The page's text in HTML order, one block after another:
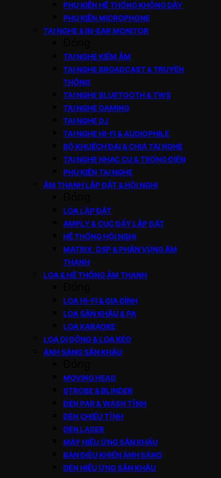
PHỤ KIỆN HỆ THỐNG KHÔNG DÂY
PHỤ KIỆN MICROPHONE
TAI NGHE & IN-EAR MONITOR
TAI NGHE KIỂM ÂM
TAI NGHE BROADCAST & TRUYỀN
THÔNG
TAI NGHE BLUETOOTH & TWS
TAI NGHE GAMING
TAI NGHE DJ
TAI NGHE HI-FI & AUDIOPHILE
BỘ KHUẾCH ĐẠI & CHIA TAI NGHE
TAI NGHE NHẠC CỤ & TRỐNG ĐIỆN
PHỤ KIỆN TAI NGHE
ÂM THANH LẮP ĐẶT & HỘI NGHỊ
LOA LẮP ĐẶT
AMPLY & CỤC ĐẨY LẮP ĐẶT
HỆ THỐNG HỘI NGHỊ
MATRIX, DSP & PHÂN VÙNG ÂM
THANH
LOA & HỆ THỐNG ÂM THANH
LOA HI-FI & GIA ĐÌNH
LOA SÂN KHẤU & PA
LOA KARAOKE
LOA DI ĐỘNG & LOA KÉO
ÁNH SÁNG SÂN KHẤU
MOVING HEAD
STROBE & BLINDER
ĐÈN PAR & WASH TĨNH
ĐÈN CHIẾU TĨNH
ĐÈN LASER
MÁY HIỆU ỨNG SÂN KHẤU
BÀN ĐIỀU KHIỂN ÁNH SÁNG
ĐÈN HIỆU ỨNG SÂN KHẤU